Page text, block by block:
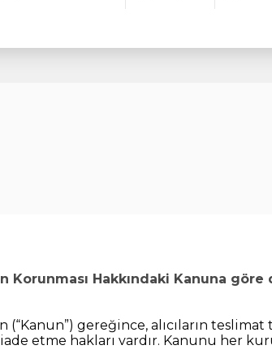
Korunması Hakkındaki Kanuna
(“Kanun”) gereğince, alıcıların
etme hakları vardır. Kanunu her